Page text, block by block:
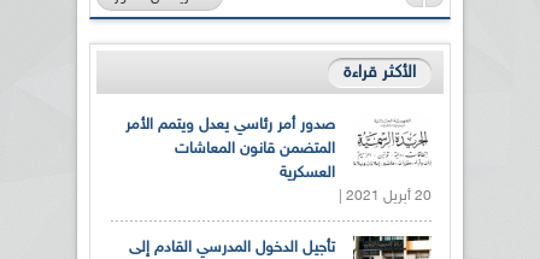
الأكثر قراءة
صدور أمر رئاسي يعدل ويتمم الأمر
المتضمن قانون المعاشات
العسكرية
20 أبريل 2021 |
تأجيل الدخول المدرسي القادم إلى